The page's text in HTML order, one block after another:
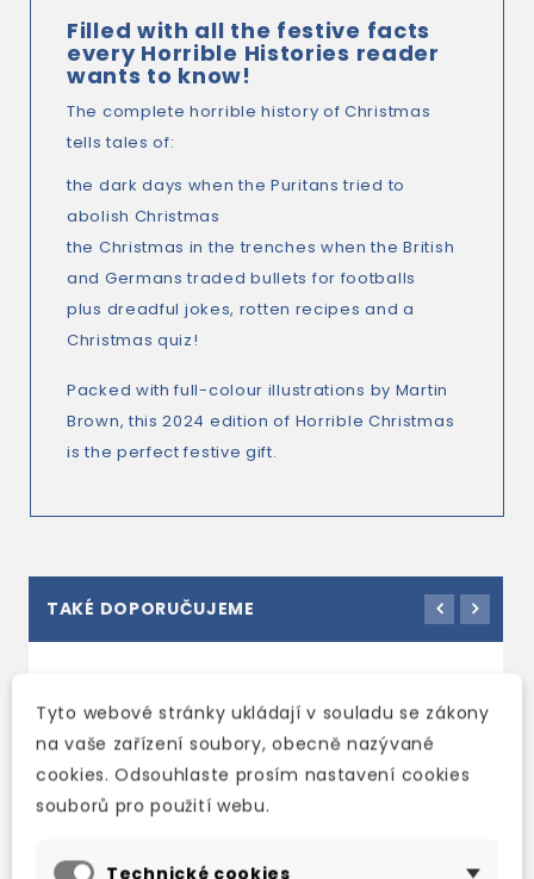
Filled with all the festive facts
every Horrible Histories reader
wants to know!
The complete horrible history of Christmas
tells tales of:
the dark days when the Puritans tried to
abolish Christmas
the Christmas in the trenches when the British
and Germans traded bullets for footballs
plus dreadful jokes, rotten recipes and a
Christmas quiz!
Packed with full-colour illustrations by Martin
Brown, this 2024 edition of Horrible Christmas
is the perfect festive gift.
TAKÉ DOPORUČUJEME
Tyto webové stránky ukládají v souladu se zákony
na vaše zařízení soubory, obecně nazývané
cookies. Odsouhlaste prosím nastavení cookies
souborů pro použití webu.
Technické cookies